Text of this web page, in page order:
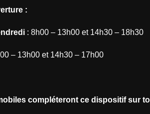
:
: 8h00 – 13h00 et 14h30 – 18h30
– 13h00 et 14h30 – 17h00
compléteront ce dispositif sur